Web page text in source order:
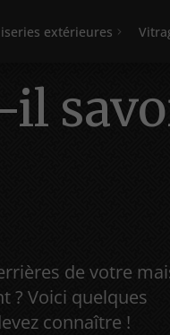
extérieures
il
de votre
? Voici quelques
connaître !